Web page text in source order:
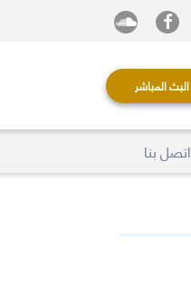
البث المباشر
اتصل بنا